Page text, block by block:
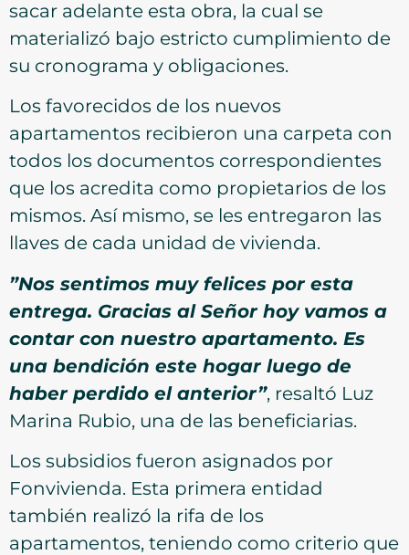
sacar adelante esta obra, la cual se
materializó bajo estricto cumplimiento de
su cronograma y obligaciones.
Los favorecidos de los nuevos
apartamentos recibieron una carpeta con
todos los documentos correspondientes
que los acredita como propietarios de los
mismos. Así mismo, se les entregaron las
llaves de cada unidad de vivienda.
”Nos sentimos muy felices por esta
entrega. Gracias al Señor hoy vamos a
contar con nuestro apartamento. Es
una bendición este hogar luego de
haber perdido el anterior”, resaltó Luz
Marina Rubio, una de las beneficiarias.
Los subsidios fueron asignados por
Fonvivienda. Esta primera entidad
también realizó la rifa de los
apartamentos, teniendo como criterio que